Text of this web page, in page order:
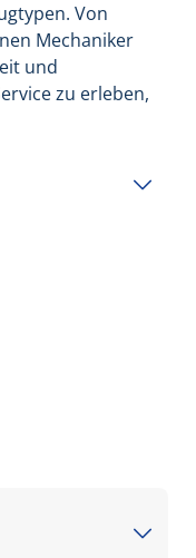
Von
Mechaniker
und
zu erleben,